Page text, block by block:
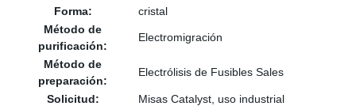
Forma:
cristal
Método de
purificación:
Electromigración
Método de
preparación:
Electrólisis de Fusibles Sales
Solicitud:
Misas Catalyst, uso industrial